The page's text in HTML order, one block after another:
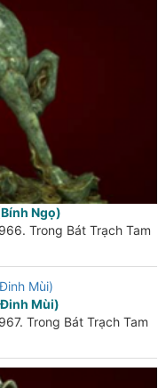
Ngọ)
Trong Bát Trạch Tam
Mùi)
Trong Bát Trạch Tam